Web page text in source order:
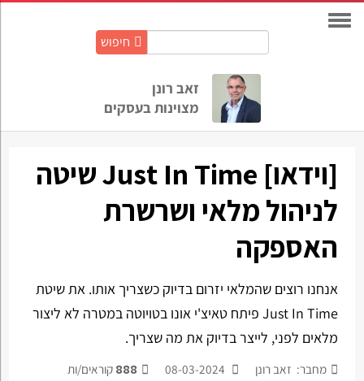
חיפוש
זאב רונן
מצוינות בעסקים
[וידאו] Just In Time שיטה
לניהול מלאי ושרשרת
האספקה
אנחנו רוצים שהמלאי יזרום בדיוק כשצריך אותו. את שיטת
Just In Time פיתח טאיצ'י אונו בטויוטה במטרה לא ליצור
מלאים לפני, לייצר בדיוק את מה שצריך.
מחבר: זאב רונן 888 קוראים/ות